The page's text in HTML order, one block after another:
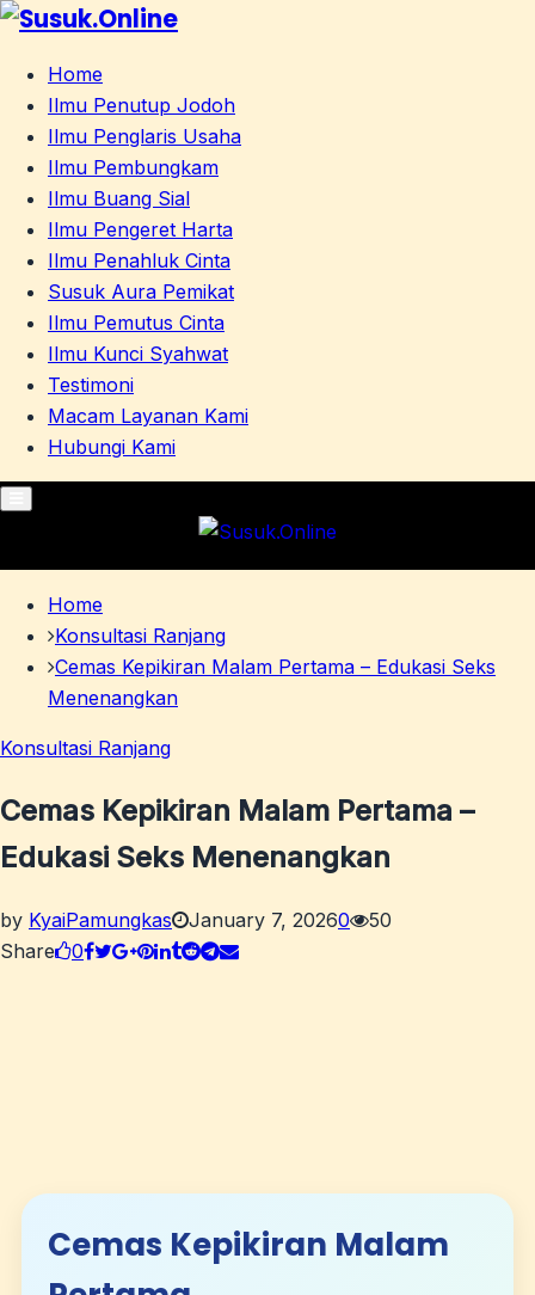
Home
Ilmu Penutup Jodoh
Ilmu Penglaris Usaha
Ilmu Pembungkam
Ilmu Buang Sial
Ilmu Pengeret Harta
Ilmu Penahluk Cinta
Susuk Aura Pemikat
Ilmu Pemutus Cinta
Ilmu Kunci Syahwat
Testimoni
Macam Layanan Kami
Hubungi Kami
Menu
Home
Konsultasi Ranjang
Cemas Kepikiran Malam Pertama – Edukasi Seks
Menenangkan
Konsultasi Ranjang
Cemas Kepikiran Malam Pertama –
Edukasi Seks Menenangkan
by KyaiPamungkas January 7, 20260
50
Share
0
Cemas Kepikiran Malam